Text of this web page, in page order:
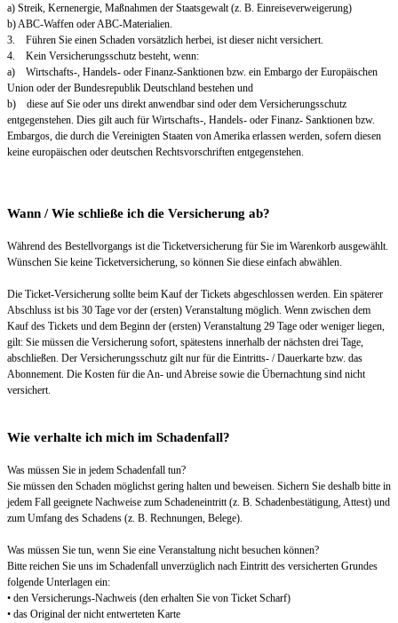
a) Streik, Kernenergie, Maßnahmen der Staatsgewalt (z. B. Einreiseverweigerung)
b) ABC-Waffen oder ABC-Materialien.
3. Führen Sie einen Schaden vorsätzlich herbei, ist dieser nicht versichert.
4. Kein Versicherungsschutz besteht, wenn:
a) Wirtschafts-, Handels- oder Finanz-Sanktionen bzw. ein Embargo der Europäischen
Union oder der Bundesrepublik Deutschland bestehen und
b) diese auf Sie oder uns direkt anwendbar sind oder dem Versicherungsschutz
entgegenstehen. Dies gilt auch für Wirtschafts-, Handels- oder Finanz- Sanktionen bzw.
Embargos, die durch die Vereinigten Staaten von Amerika erlassen werden, sofern diesen
keine europäischen oder deutschen Rechtsvorschriften entgegenstehen.
Wann / Wie schließe ich die Versicherung ab?
Während des Bestellvorgangs ist die Ticketversicherung für Sie im Warenkorb ausgewählt.
Wünschen Sie keine Ticketversicherung, so können Sie diese einfach abwählen.
Die Ticket-Versicherung sollte beim Kauf der Tickets abgeschlossen werden. Ein späterer
Abschluss ist bis 30 Tage vor der (ersten) Veranstaltung möglich. Wenn zwischen dem
Kauf des Tickets und dem Beginn der (ersten) Veranstaltung 29 Tage oder weniger liegen,
gilt: Sie müssen die Versicherung sofort, spätestens innerhalb der nächsten drei Tage,
abschließen. Der Versicherungsschutz gilt nur für die Eintritts- / Dauerkarte bzw. das
Abonnement. Die Kosten für die An- und Abreise sowie die Übernachtung sind nicht
versichert.
Wie verhalte ich mich im Schadenfall?
Was müssen Sie in jedem Schadenfall tun?
Sie müssen den Schaden möglichst gering halten und beweisen. Sichern Sie deshalb bitte in
jedem Fall geeignete Nachweise zum Schadeneintritt (z. B. Schadenbestätigung, Attest) und
zum Umfang des Schadens (z. B. Rechnungen, Belege).
Was müssen Sie tun, wenn Sie eine Veranstaltung nicht besuchen können?
Bitte reichen Sie uns im Schadenfall unverzüglich nach Eintritt des versicherten Grundes
folgende Unterlagen ein:
• den Versicherungs-Nachweis (den erhalten Sie von Ticket Scharf)
• das Original der nicht entwerteten Karte